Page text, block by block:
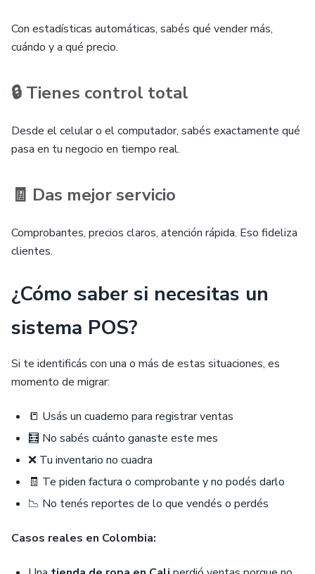
Con estadísticas automáticas, sabés qué vender más,
cuándo y a qué precio.
🔒 Tienes control total
Desde el celular o el computador, sabés exactamente qué
pasa en tu negocio en tiempo real.
🧾 Das mejor servicio
Comprobantes, precios claros, atención rápida. Eso fideliza
clientes.
¿Cómo saber si necesitas un
sistema POS?
Si te identificás con una o más de estas situaciones, es
momento de migrar:
📒 Usás un cuaderno para registrar ventas
🧮 No sabés cuánto ganaste este mes
❌ Tu inventario no cuadra
🧾 Te piden factura o comprobante y no podés darlo
📉 No tenés reportes de lo que vendés o perdés
Casos reales en Colombia: